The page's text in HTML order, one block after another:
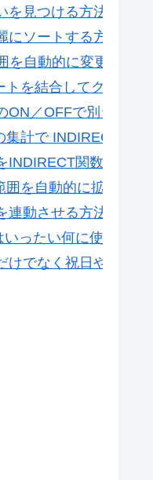
を見つける方法(条件
にソートする方法
を自動的に変更する
トを結合してクエリ
ON／OFFで別シート
集計で INDIRECTす
INDIRECT関数を使
囲を自動的に拡大す
連動させる方法(Gス
ったい何に使うのか
けでなく祝日や特別